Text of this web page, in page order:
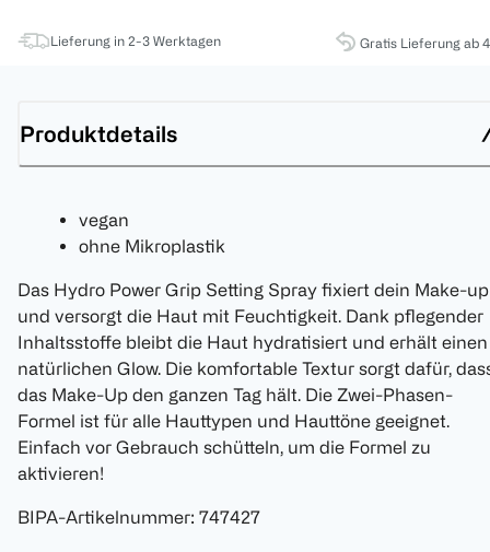
Lieferung in 2-3 Werktagen Gratis Lieferung ab
Produktdetails
vegan
ohne Mikroplastik
Das Hydro Power Grip Setting Spray fixiert dein Make-up
und versorgt die Haut mit Feuchtigkeit. Dank pflegender
Inhaltsstoffe bleibt die Haut hydratisiert und erhält einen
natürlichen Glow. Die komfortable Textur sorgt dafür,
das Make-Up den ganzen Tag hält. Die Zwei-Phasen-
Formel ist für alle Hauttypen und Hauttöne geeignet.
Einfach vor Gebrauch schütteln, um die Formel zu
aktivieren!
BIPA-Artikelnummer: 747427